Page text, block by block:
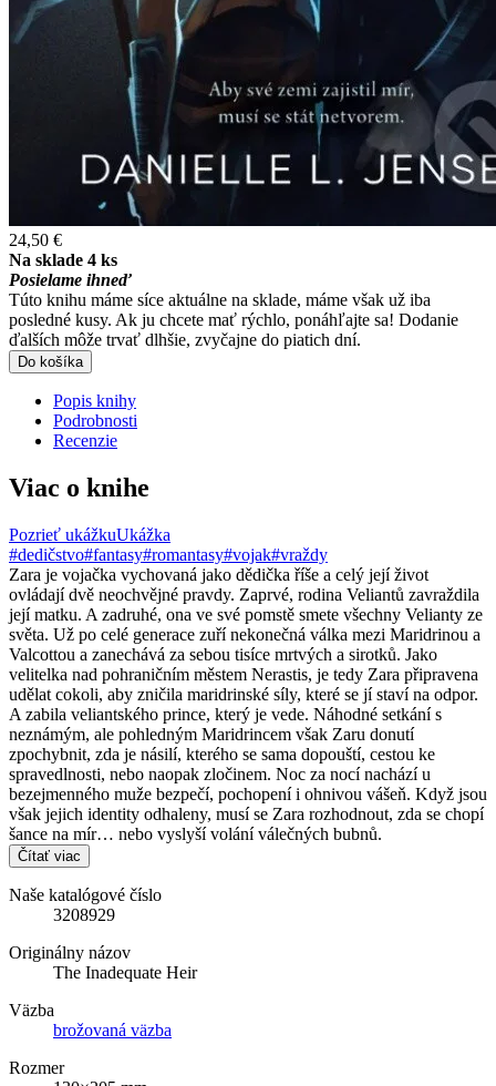
24,50 €
Na sklade 4 ks
Posielame ihneď
Túto knihu máme síce aktuálne na sklade, máme však už iba
posledné kusy. Ak ju chcete mať rýchlo, ponáhľajte sa! Dodanie
ďalších môže trvať dlhšie, zvyčajne do piatich dní.
Do košíka
Popis knihy
Podrobnosti
Recenzie
Viac o knihe
Pozrieť ukážkuUkážka
#dedičstvo#fantasy#romantasy#vojak#vraždy
Zara je vojačka vychovaná jako dědička říše a celý její život
ovládají dvě neochvějné pravdy. Zaprvé, rodina Veliantů zavraždila
její matku. A zadruhé, ona ve své pomstě smete všechny Velianty ze
světa. Už po celé generace zuří nekonečná válka mezi Maridrinou a
Valcottou a zanechává za sebou tisíce mrtvých a sirotků. Jako
velitelka nad pohraničním městem Nerastis, je tedy Zara připravena
udělat cokoli, aby zničila maridrinské síly, které se jí staví na odpor.
A zabila veliantského prince, který je vede. Náhodné setkání s
neznámým, ale pohledným Maridrincem však Zaru donutí
zpochybnit, zda je násilí, kterého se sama dopouští, cestou ke
spravedlnosti, nebo naopak zločinem. Noc za nocí nachází u
bezejmenného muže bezpečí, pochopení i ohnivou vášeň. Když jsou
však jejich identity odhaleny, musí se Zara rozhodnout, zda se chopí
šance na mír… nebo vyslyší volání válečných bubnů.
Čítať viac
Naše katalógové číslo
3208929
Originálny názov
The Inadequate Heir
Väzba
brožovaná väzba
Rozmer